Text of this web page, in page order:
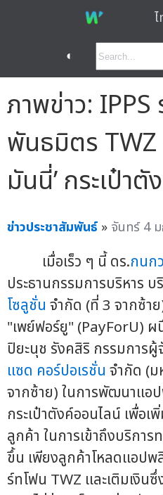
◐
ภาพข่าว: IPPS
พันธมิตร TWZ
มันนี่’ กระเป๋า
ข่าวประชาสัมพันธ์ » จันทร์ 4
เมื่อเร็ว ๆ นี้ ดร.กนก
ประธานกรรมการบริหาร
โซลูชั่น จำกัด (ที่ 3 จากซ้าย
"เพย์ฟอร์ยู" (PayForU)
ปิยะนุช รังคสิริ กรรมการ
แซด คอร์ปอเรชั่น จำกัด (ม
จากซ้าย) ในการพัฒนาแอ
กระเป๋าตังค์ออนไลน์ เพื่อเ
ลูกค้า ในการเข้าถึงบริการ
ขึ้น เพียงลูกค้าโหลดแอปพ
ร์ทโฟน TWZ และเติมเงิน